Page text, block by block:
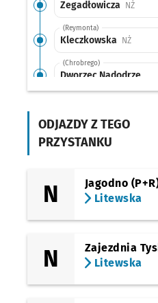
Zegadłowicza NŻ
(Reymonta)
Kleczkowska NŻ
(Chrobrego)
Dworzec Nadodrze
Dubois
Uniwersytet
Przystanek na życzenie
(Kazimierza Wielkiego)
Rynek
(Krupnicza)
ODJAZDY Z TEGO
PRZYSTANKU
N
Jagodno
Litewska
N
Zajezdnia
Litewska